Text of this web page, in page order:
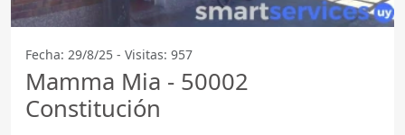
Fecha: 29/8/25 - Visitas: 957
Mamma Mia - 50002
Constitución